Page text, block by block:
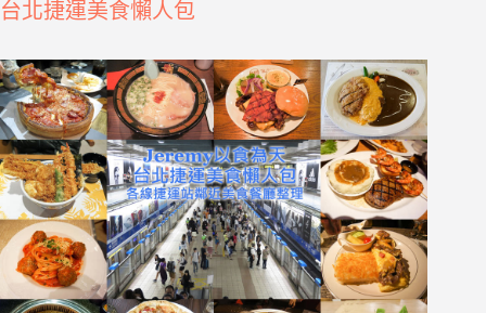
台北捷運美食懶人包